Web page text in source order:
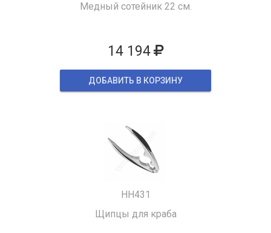
Медный сотейник 22 см.
14 194
ДОБАВИТЬ В КОРЗИНУ
HH431
Щипцы для краба